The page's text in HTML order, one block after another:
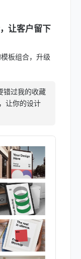
让客户留下
板组合，升级
错过我的收藏
让你的设计